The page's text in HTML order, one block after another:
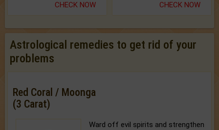
CHECK NOW CHECK NOW
Astrological remedies to get rid of your
problems
Red Coral / Moonga
(3 Carat)
Ward off evil spirits and strengthen